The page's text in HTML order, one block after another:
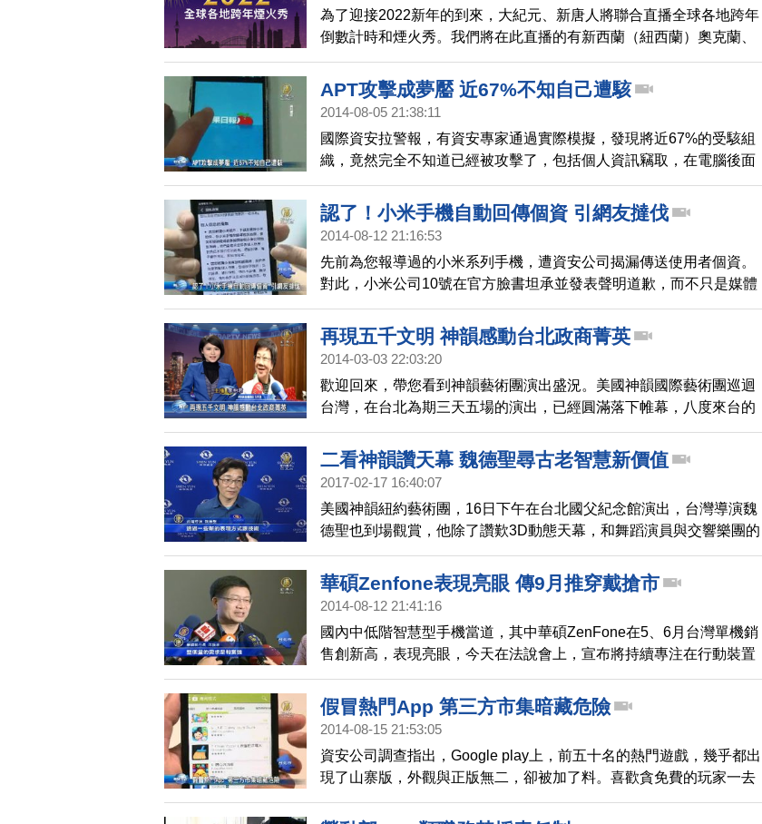
為了迎接2022新年的到來，大紀元、新唐人將聯合直播全球各地跨年
倒數計時和煙火秀。我們將在此直播的有新西蘭（紐西蘭）奧克蘭、
澳洲悉尼（雪梨）、台灣台北、香港、泰國曼谷、迪拜（杜拜）等城
市，讓觀眾一睹各國慶祝跨年的盛況。
APT攻擊成夢靨 近67%不知自己遭駭
2014-08-05 21:38:11
國際資安拉警報，有資安專家通過實際模擬，發現將近67%的受駭組
織，竟然完全不知道已經被攻擊了，包括個人資訊竊取，在電腦後面
安裝木馬，其中商業資訊與損失，難以估計。
認了！小米手機自動回傳個資 引網友撻伐
2014-08-12 21:16:53
先前為您報導過的小米系列手機，遭資安公司揭漏傳送使用者個資。
對此，小米公司10號在官方臉書坦承並發表聲明道歉，而不只是媒體
關心，網友關注，就連主管機關NCC也開始重視，NCC發言人 虞孝
成接受平面媒體訪問時表示，未來在進口時，就做好把關。
再現五千文明 神韻感動台北政商菁英
2014-03-03 22:03:20
歡迎回來，帶您看到神韻藝術團演出盛況。美國神韻國際藝術團巡迴
台灣，在台北為期三天五場的演出，已經圓滿落下帷幕，八度來台的
神韻藝術團，在台北政商藝文界菁英掀起觀賞熱潮，27日下午的演
出，不僅滿場座無虛席，包括前副總統呂秀蓮、前台大校長孫震，及
歌仔戲知名小生楊麗花、陳亞蘭師徒，都是神韻演出現場的觀眾。
二看神韻讚天幕 魏德聖尋古老智慧新價值
2017-02-17 16:40:07
美國神韻紐約藝術團，16日下午在台北國父紀念館演出，台灣導演魏
德聖也到場觀賞，他除了讚歎3D動態天幕，和舞蹈演員與交響樂團的
精準配合之外，更說演出能喚起現代人沉澱、思考，找到人存在、生
活的新價值。
華碩Zenfone表現亮眼 傳9月推穿戴搶市
2014-08-12 21:41:16
國內中低階智慧型手機當道，其中華碩ZenFone在5、6月台灣單機銷
售創新高，表現亮眼，今天在法說會上，宣布將持續專注在行動裝置
領域，下一季除了可能推出 Chrome Book外，九月可能推出穿戴式裝
置，以及與intel合作的相關新品。
假冒熱門App 第三方市集暗藏危險
2014-08-15 21:53:05
資安公司調查指出，Google play上，前五十名的熱門遊戲，幾乎都出
現了山寨版，外觀與正版無二，卻被加了料。喜歡貪免費的玩家一去
下載，就可能中標而不自知。